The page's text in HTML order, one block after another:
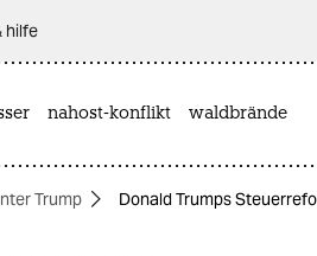
hilfe
nahost-konflikt waldbrände
Trump Donald Trumps